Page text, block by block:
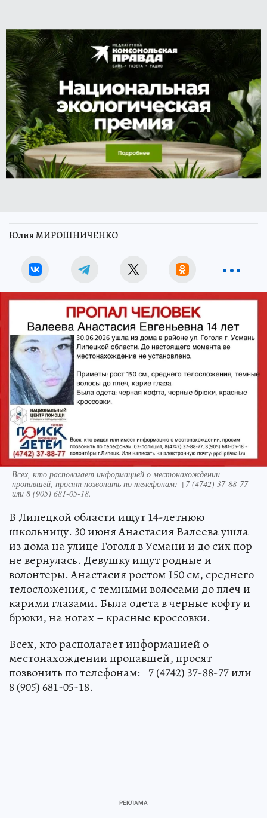
Юлия МИРОШНИЧЕНКО
Всех, кто располагает информацией о местонахождении
пропавшей, просят позвонить по телефонам: +7 (4742) 37-88-77
или 8 (905) 681-05-18.
В Липецкой области ищут 14-летнюю
школьницу. 30 июня Анастасия Валеева ушла
из дома на улице Гоголя в Усмани и до сих пор
не вернулась. Девушку ищут родные и
волонтеры. Анастасия ростом 150 см, среднего
телосложения, с темными волосами до плеч и
карими глазами. Была одета в черные кофту и
брюки, на ногах – красные кроссовки.
Всех, кто располагает информацией о
местонахождении пропавшей, просят
позвонить по телефонам: +7 (4742) 37-88-77 или
8 (905) 681-05-18.